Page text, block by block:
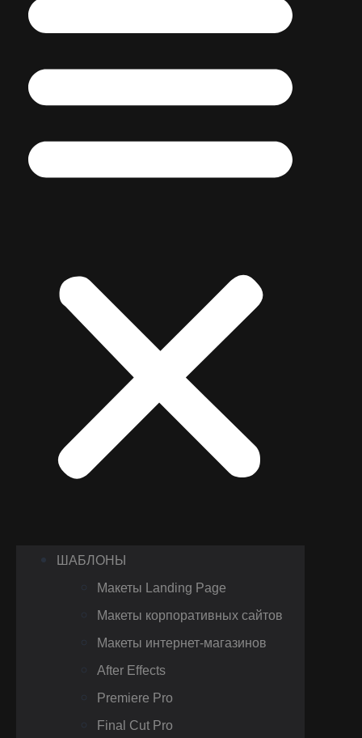
ШАБЛОНЫ
Макеты Landing Page
Макеты корпоративных сайтов
Макеты интернет-магазинов
After Effects
Premiere Pro
Final Cut Pro